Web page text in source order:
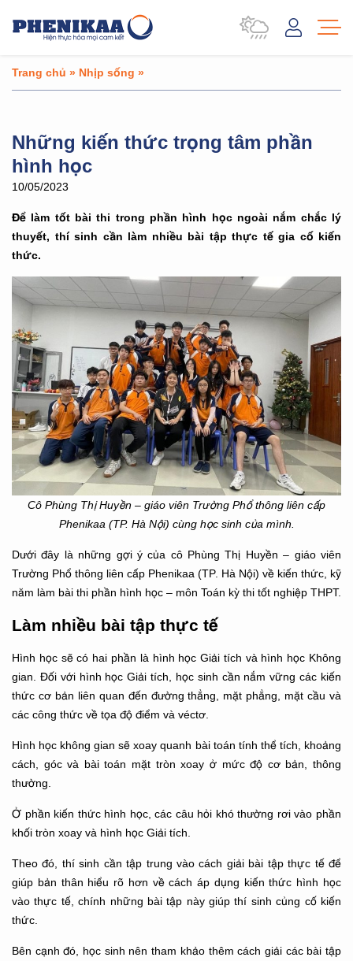
Trang chủ » Nhịp sống »
Những kiến thức trọng tâm phần
hình học
10/05/2023
Để làm tốt bài thi trong phần hình học ngoài nắm chắc lý
thuyết, thí sinh cần làm nhiều bài tập thực tế gia cố kiến
thức.
Cô Phùng Thị Huyền – giáo viên Trường Phổ thông liên cấp
Phenikaa (TP. Hà Nội) cùng học sinh của mình.
Dưới đây là những gợi ý của cô Phùng Thị Huyền – giáo viên
Trường Phổ thông liên cấp Phenikaa (TP. Hà Nội) về kiến thức, kỹ
năm làm bài thi phần hình học – môn Toán kỳ thi tốt nghiệp THPT.
Làm nhiều bài tập thực tế
Hình học sẽ có hai phần là hình học Giải tích và hình học Không
gian. Đối với hình học Giải tích, học sinh cần nắm vững các kiến
thức cơ bản liên quan đến đường thẳng, mặt phẳng, mặt cầu và
các công thức về tọa độ điểm và véctơ.
Hình học không gian sẽ xoay quanh bài toán tính thể tích, khoảng
cách, góc và bài toán mặt tròn xoay ở mức độ cơ bản, thông
thường.
Ở phần kiến thức hình học, các câu hỏi khó thường rơi vào phần
khối tròn xoay và hình học Giải tích.
Theo đó, thí sinh cần tập trung vào cách giải bài tập thực tế để
giúp bản thân hiểu rõ hơn về cách áp dụng kiến thức hình học
vào thực tế, chính những bài tập này giúp thí sinh củng cố kiến
thức.
Bên cạnh đó, học sinh nên tham khảo thêm cách giải các bài tập